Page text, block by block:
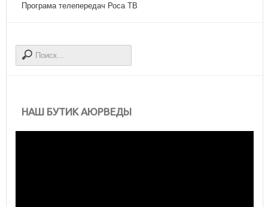
Програма телепередач Роса ТВ
НАШ БУТИК АЮРВЕДЫ